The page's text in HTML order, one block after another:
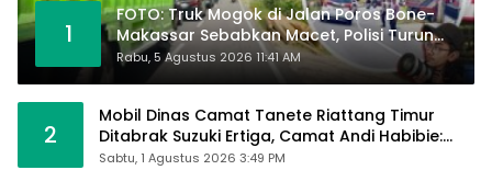
1
FOTO: Truk Mogok di Jalan Poros Bone-
Makassar Sebabkan Macet, Polisi Turun
Tangan
Rabu, 5 Agustus 2026 11:41 AM
2
Mobil Dinas Camat Tanete Riattang Timur
Ditabrak Suzuki Ertiga, Camat Andi Habibie:
Alhamdulillah Saya Baik-Baik Saja
Sabtu, 1 Agustus 2026 3:49 PM